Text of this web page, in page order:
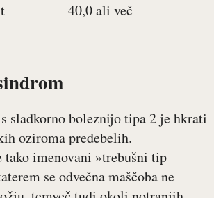
40,0 ali več
sladkorno boleznijo tipa 2 je hkrati
oziroma predebelih.
imenovani »trebušni tip
se odvečna maščoba ne